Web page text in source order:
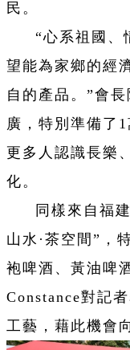
民。
“心系祖國、
望能為家鄉的經
自的產品。”會
廣，特別準備了
更多人認識長樂
化。
同樣來自福
山水·茶空間”，
袍啤酒、黃油啤
Constance對記
工藝，藉此機會